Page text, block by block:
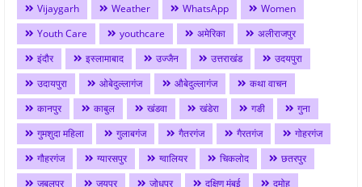
Vijaygarh
Weather WhatsApp
Women
Youth Care
youthcare अमेरिका
अलीराजपुर
इंदौर
इस्लामाबाद उज्जैन उत्तराखंड
उदयपुरा
उदायपुरा
ओबेदुल्लागंज औबेदुल्लागंज
कथा वाचन
कानपुर
काबुल खंडवा खंडेरा गङी
गुना
गुमशुदा महिला
गुलाबगंज गैतरगंज गैरतगंज
गोहरगंज
गौहरगंज
ग्यारसपुर ग्वालियर चिकलोद
छतरपुर
जबलपुर
जयपुर जोधपुर दक्षिण मुंबई
दमोह